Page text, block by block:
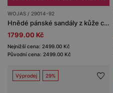
WOJAS / 29014-92
Hnědé pánské sandály z kůže crazy horse
1799.00 Kč
Nejnižší cena: 2499.00 Kč
Původní cena: 2499.00 Kč
Výprodej 29%